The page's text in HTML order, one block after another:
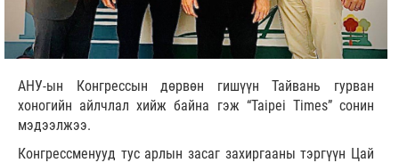
АНУ-ын Конгрессын дөрвөн гишүүн Тайвань гурван
хоногийн айлчлал хийж байна гэж “Taipei Times” сонин
мэдээлжээ.
Конгрессменууд тус арлын засаг захиргааны тэргүүн Цай